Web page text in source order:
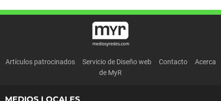
Artículos patrocinados Servicio de Diseño web Contacto
Acerca
de MyR
MEDIOS LOCALES